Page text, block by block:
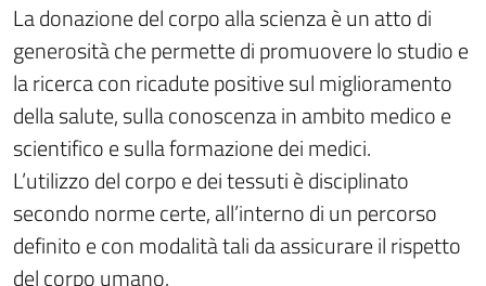
La donazione del corpo alla scienza è un atto di
generosità che permette di promuovere lo studio e
la ricerca con ricadute positive sul miglioramento
della salute, sulla conoscenza in ambito medico e
scientifico e sulla formazione dei medici.
L’utilizzo del corpo e dei tessuti è disciplinato
secondo norme certe, all’interno di un percorso
definito e con modalità tali da assicurare il rispetto
del corpo umano.